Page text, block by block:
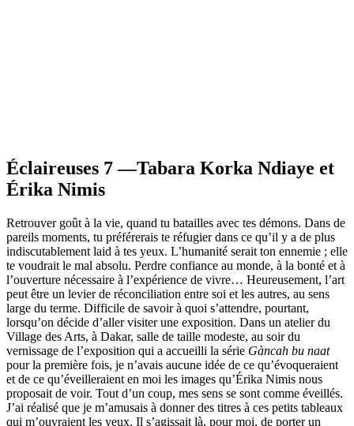
Éclaireuses 7 —Tabara Korka Ndiaye et
Érika Nimis
Retrouver goût à la vie, quand tu batailles avec tes démons. Dans de
pareils moments, tu préférerais te réfugier dans ce qu’il y a de plus
indiscutablement laid à tes yeux. L’humanité serait ton ennemie ; elle
te voudrait le mal absolu. Perdre confiance au monde, à la bonté et à
l’ouverture nécessaire à l’expérience de vivre… Heureusement, l’art
peut être un levier de réconciliation entre soi et les autres, au sens
large du terme. Difficile de savoir à quoi s’attendre, pourtant,
lorsqu’on décide d’aller visiter une exposition. Dans un atelier du
Village des Arts, à Dakar, salle de taille modeste, au soir du
vernissage de l’exposition qui a accueilli la série Gàncah bu naat
pour la première fois, je n’avais aucune idée de ce qu’évoqueraient
et de ce qu’éveilleraient en moi les images qu’Érika Nimis nous
proposait de voir. Tout d’un coup, mes sens se sont comme éveillés.
J’ai réalisé que je m’amusais à donner des titres à ces petits tableaux
qui m’ouvraient les yeux. Il s’agissait là, pour moi, de porter un